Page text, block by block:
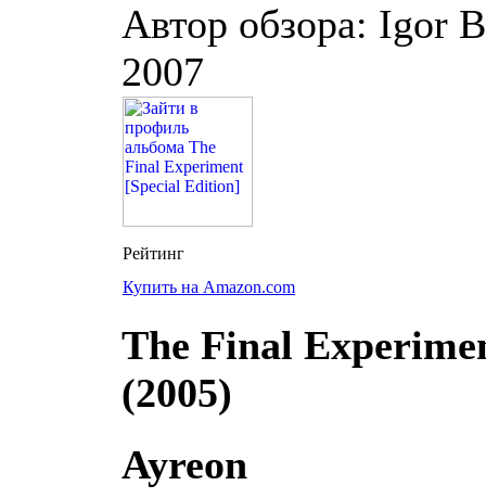
Автор обзора: Igor
2007
Купить на Amazon.com
The Final
(2005)
Ayreon